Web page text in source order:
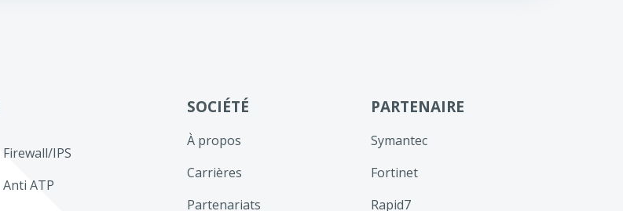
Firewall/IPS
Anti ATP
SOCIÉTÉ
À propos
Carrières
Partenariats
PARTENAIRE
Symantec
Fortinet
Rapid7